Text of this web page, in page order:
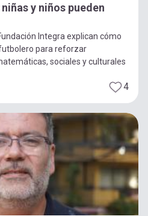
y niños pueden
Integra explican cómo
para reforzar
sociales y culturales
4